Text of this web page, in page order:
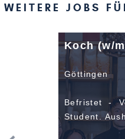
WEITERE JOBS
Koch (w/
Göttingen
Befristet -
Student.